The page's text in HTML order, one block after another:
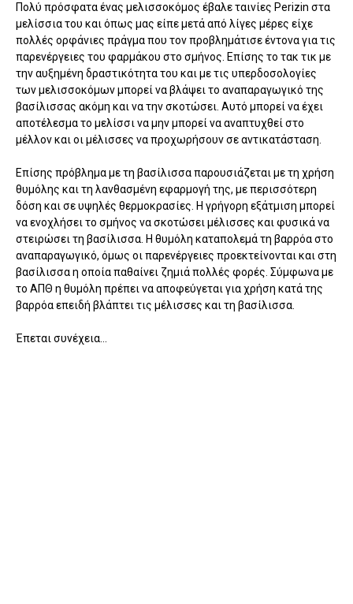
Πολύ πρόσφατα ένας μελισσοκόμος έβαλε ταινίες Perizin στα
μελίσσια του και όπως μας είπε μετά από λίγες μέρες είχε
πολλές ορφάνιες πράγμα που τον προβλημάτισε έντονα για τις
παρενέργειες του φαρμάκου στο σμήνος. Επίσης το τακ τικ με
την αυξημένη δραστικότητα του και με τις υπερδοσολογίες
των μελισσοκόμων μπορεί να βλάψει το αναπαραγωγικό της
βασίλισσας ακόμη και να την σκοτώσει. Αυτό μπορεί να έχει
αποτέλεσμα το μελίσσι να μην μπορεί να αναπτυχθεί στο
μέλλον και οι μέλισσες να προχωρήσουν σε αντικατάσταση.
Επίσης πρόβλημα με τη βασίλισσα παρουσιάζεται με τη χρήση
θυμόλης και τη λανθασμένη εφαρμογή της, με περισσότερη
δόση και σε υψηλές θερμοκρασίες. Η γρήγορη εξάτμιση μπορεί
να ενοχλήσει το σμήνος να σκοτώσει μέλισσες και φυσικά να
στειρώσει τη βασίλισσα. Η θυμόλη καταπολεμά τη βαρρόα στο
αναπαραγωγικό, όμως οι παρενέργειες προεκτείνονται και στη
βασίλισσα η οποία παθαίνει ζημιά πολλές φορές. Σύμφωνα με
το ΑΠΘ η θυμόλη πρέπει να αποφεύγεται για χρήση κατά της
βαρρόα επειδή βλάπτει τις μέλισσες και τη βασίλισσα.
Έπεται συνέχεια...